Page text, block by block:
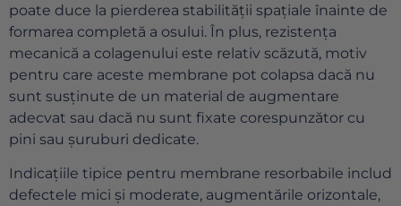
poate duce la pierderea stabilității spațiale înainte de
formarea completă a osului. În plus, rezistența
mecanică a colagenului este relativ scăzută, motiv
pentru care aceste membrane pot colapsa dacă nu
sunt susținute de un material de augmentare
adecvat sau dacă nu sunt fixate corespunzător cu
pini sau șuruburi dedicate.
Indicațiile tipice pentru membrane resorbabile includ
defectele mici și moderate, augmentările orizontale,